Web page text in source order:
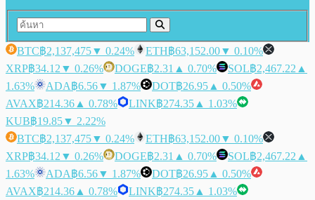
BTC฿2,137,475▼ 0.24% ETH฿63,152.00▼ 0.10%
XRP฿34.12 ▼ 0.26% DOGE฿2.31 ▲ 0.70% SOL฿2,467.22 ▲
1.63%
ADA฿6.56▼ 1.87% DOT฿26.95 ▲ 0.50%
AVAX฿214.36 ▲ 0.78% LINK฿274.35 ▲ 1.03%
KUB฿19.85▼ 2.22%
BTC฿2,137,475▼ 0.24% ETH฿63,152.00▼ 0.10%
XRP฿34.12 ▼ 0.26% DOGE฿2.31 ▲ 0.70% SOL฿2,467.22 ▲
1.63%
ADA฿6.56▼ 1.87% DOT฿26.95 ▲ 0.50%
AVAX฿214.36 ▲ 0.78% LINK฿274.35 ▲ 1.03%